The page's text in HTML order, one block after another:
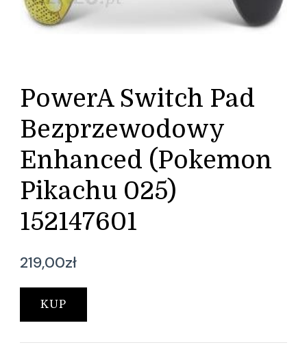
PowerA Switch Pad
Bezprzewodowy
Enhanced (Pokemon
Pikachu 025)
152147601
219,00zł
KUP